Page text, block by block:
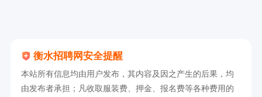
衡水招聘网安全提醒
本站所有信息均由用户发布，其内容及因之产生的后果，均
由发布者承担；凡收取服装费、押金、报名费等各种费用的